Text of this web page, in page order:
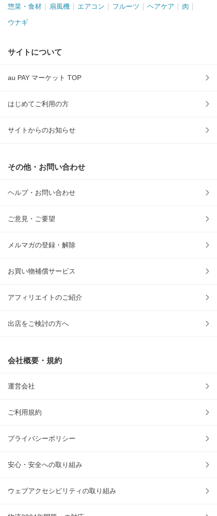
惣菜・食材 扇風機 エアコン フルーツ ヘアケア 肉
ウナギ
サイトについて
au PAY マーケット TOP
はじめてご利用の方
サイトからのお知らせ
その他・お問い合わせ
ヘルプ・お問い合わせ
ご意見・ご要望
メルマガの登録・解除
お買い物補償サービス
アフィリエイトのご紹介
出店をご検討の方へ
会社概要・規約
運営会社
ご利用規約
プライバシーポリシー
安心・安全への取り組み
ウェブアクセシビリティの取り組み